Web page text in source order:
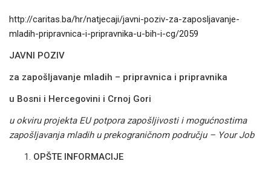
http://caritas.ba/hr/natjecaji/javni-poziv-za-zaposljavanje-
mladih-pripravnica-i-pripravnika-u-bih-i-cg/2059
JAVNI POZIV
za zapošljavanje mladih – pripravnica i pripravnika
u Bosni i Hercegovini i Crnoj Gori
u okviru projekta EU potpora zapošljivosti i mogućnostima
zapošljavanja mladih u prekograničnom području – Your Job
OPŠTE INFORMACIJE